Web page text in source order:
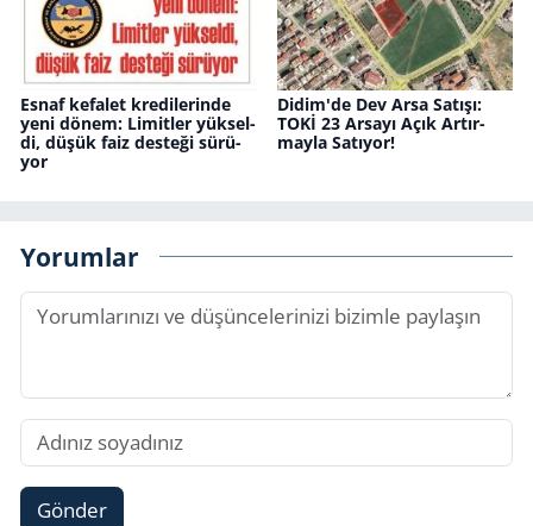
Esnaf ke­fa­let kre­di­le­rin­de
yeni dönem: Li­mit­ler yük­sel­
di, düşük faiz des­te­ği sü­rü­
yor
Didim'de Dev Arsa Sa­tı­şı:
TOKİ 23 Ar­sa­yı Açık Ar­tır­
may­la Sa­tı­yor!
Yorumlar
Gönder